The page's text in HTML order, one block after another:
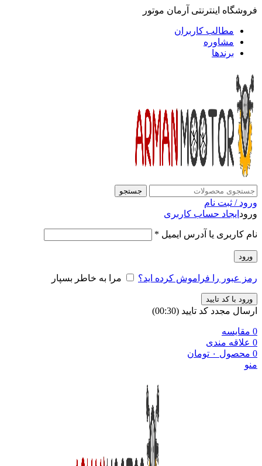
فروشگاه اینترنتی آرمان موتور
مطالب کاربران
مشاوره
برندها
جستجو
ورود / ثبت نام
ورود ایجاد حساب کاربری
نام کاربری یا آدرس ایمیل *
ورود
رمز عبور را فراموش کرده اید؟ مرا به خاطر بسپار
ورود با کد تایید
ارسال مجدد کد تایید (00:
30
)
0 مقایسه
0 علاقه مندی
0 محصول ۰ تومان
منو